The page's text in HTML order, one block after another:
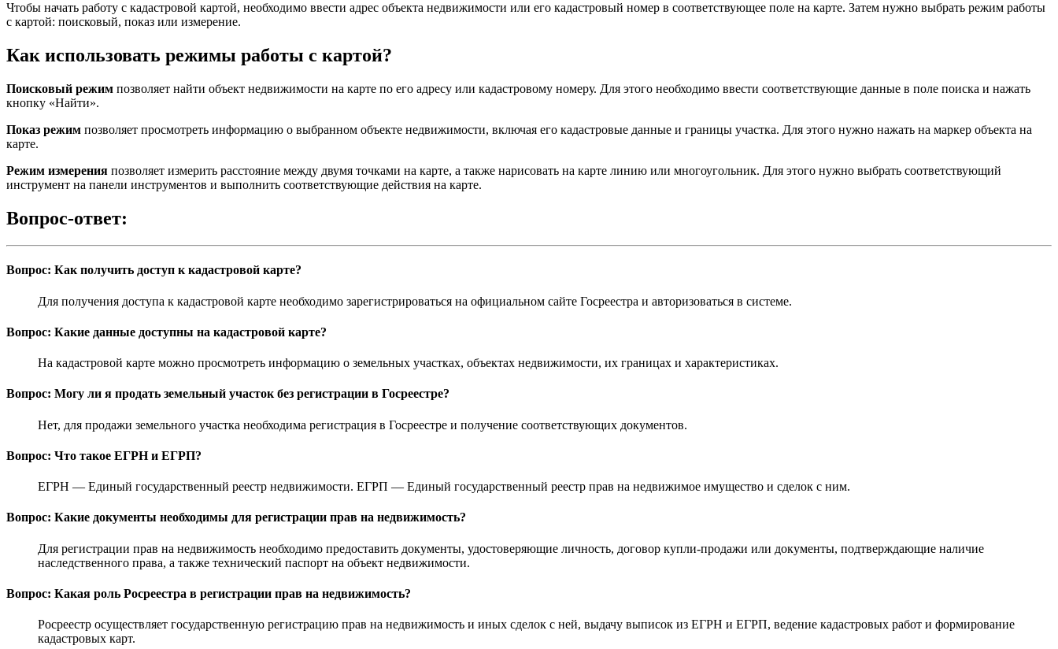
Чтобы начать работу с кадастровой картой, необходимо ввести адрес объекта недвижимости или его кадастровый номер в соответствующее поле на карте. Затем нужно выбрать режим работы
с картой: поисковый, показ или измерение.
Как использовать режимы работы с картой?
Поисковый режим позволяет найти объект недвижимости на карте по его адресу или кадастровому номеру. Для этого необходимо ввести соответствующие данные в поле поиска и нажать
кнопку «Найти».
Показ режим позволяет просмотреть информацию о выбранном объекте недвижимости, включая его кадастровые данные и границы участка. Для этого нужно нажать на маркер объекта на
карте.
Режим измерения позволяет измерить расстояние между двумя точками на карте, а также нарисовать на карте линию или многоугольник. Для этого нужно выбрать соответствующий
инструмент на панели инструментов и выполнить соответствующие действия на карте.
Вопрос-ответ:
Вопрос: Как получить доступ к кадастровой карте?
Для получения доступа к кадастровой карте необходимо зарегистрироваться на официальном сайте Госреестра и авторизоваться в системе.
Вопрос: Какие данные доступны на кадастровой карте?
На кадастровой карте можно просмотреть информацию о земельных участках, объектах недвижимости, их границах и характеристиках.
Вопрос: Могу ли я продать земельный участок без регистрации в Госреестре?
Нет, для продажи земельного участка необходима регистрация в Госреестре и получение соответствующих документов.
Вопрос: Что такое ЕГРН и ЕГРП?
ЕГРН — Единый государственный реестр недвижимости. ЕГРП — Единый государственный реестр прав на недвижимое имущество и сделок с ним.
Вопрос: Какие документы необходимы для регистрации прав на недвижимость?
Для регистрации прав на недвижимость необходимо предоставить документы, удостоверяющие личность, договор купли-продажи или документы, подтверждающие наличие
наследственного права, а также технический паспорт на объект недвижимости.
Вопрос: Какая роль Росреестра в регистрации прав на недвижимость?
Росреестр осуществляет государственную регистрацию прав на недвижимость и иных сделок с ней, выдачу выписок из ЕГРН и ЕГРП, ведение кадастровых работ и формирование
кадастровых карт.